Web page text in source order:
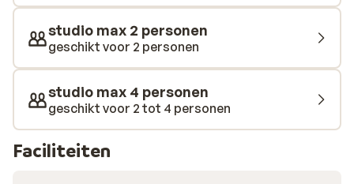
familie zorgt ervoor dat je jezelf al snel thuis voelt. Zin
in een lekker drankje? Overdag en 's avonds kun je
terecht in de gezellige bar, waar verfrissende drankjes
en heerlijke cocktails worden geserveerd.
studio max 2 personen
geschikt voor 2 personen
studio max 4 personen
geschikt voor 2 tot 4 personen
Faciliteiten